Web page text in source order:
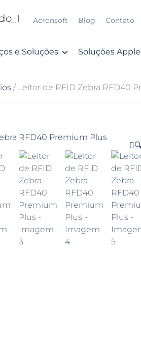
Acronsoft Blog Contato
e Soluções Soluções Apple
/ Leitor de RFID Zebra RFD40